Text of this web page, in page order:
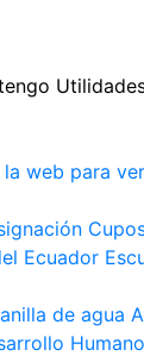
web para
Ecuador
de agua